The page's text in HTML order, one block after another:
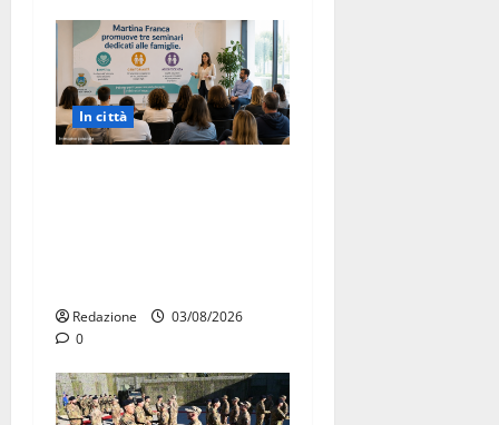
In città
Redazione
03/08/2026
0